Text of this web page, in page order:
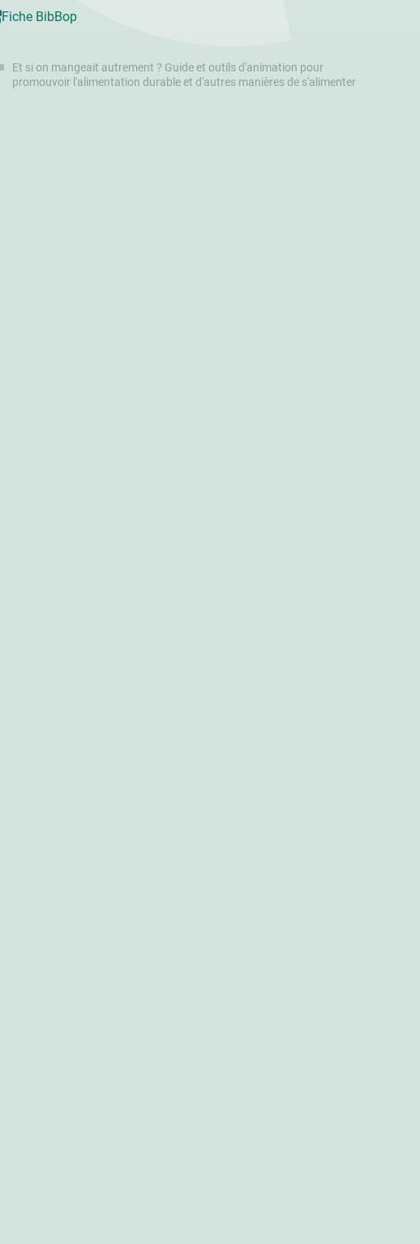
Fiche BibBop
Et si on mangeait autrement ? Guide et outils d'animation pour
promouvoir l'alimentation durable et d'autres manières de s'alimenter